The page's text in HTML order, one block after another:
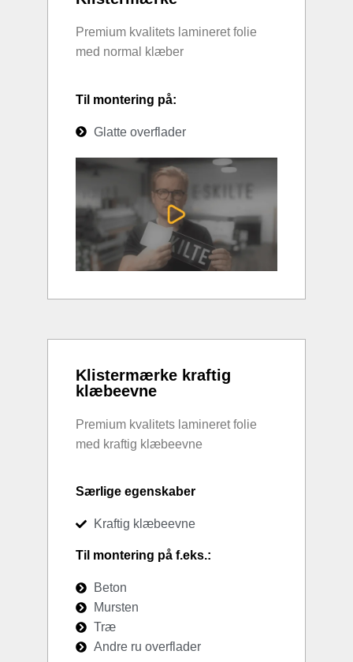
Premium kvalitets lamineret folie
med normal klæber
Til montering på:
Glatte overflader
Klistermærke kraftig
klæbeevne
Premium kvalitets lamineret folie
med kraftig klæbeevne
Særlige egenskaber
Kraftig klæbeevne
Til montering på f.eks.:
Beton
Mursten
Træ
Andre ru overflader